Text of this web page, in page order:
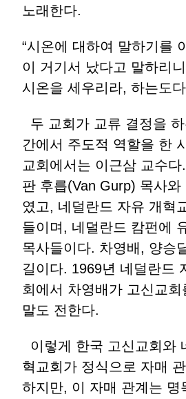
노래한다.
“시온에 대하여 말하기를
이 거기서 났다고 말하리
시온을 세우리라, 하는도
두 교회가 교류 결정을
간에서 주도적 역할을 한
교회에서는 이근삼 교수
판 후릅(Van Gurp) 목사
였고, 네덜란드 자유 개혁
들이며, 네덜란드 캄펀에
목사들이다. 차영배, 양승
길이다. 1969년 네덜란드
회에서 차영배가 고신교
말도 전한다.
이렇게 한국 고신교회와
혁교회가 정식으로 자매
하지만, 이 자매 관계는 명